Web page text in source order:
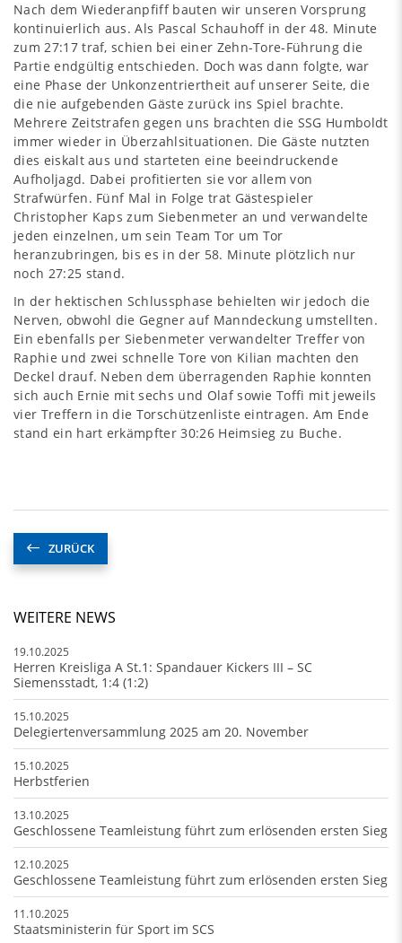
Nach dem Wiederanpfiff bauten wir unseren Vorsprung
kontinuierlich aus. Als Pascal Schauhoff in der 48. Minute
zum 27:17 traf, schien bei einer Zehn-Tore-Führung die
Partie endgültig entschieden. Doch was dann folgte, war
eine Phase der Unkonzentriertheit auf unserer Seite, die
die nie aufgebenden Gäste zurück ins Spiel brachte.
Mehrere Zeitstrafen gegen uns brachten die SSG Humboldt
immer wieder in Überzahlsituationen. Die Gäste nutzten
dies eiskalt aus und starteten eine beeindruckende
Aufholjagd. Dabei profitierten sie vor allem von
Strafwürfen. Fünf Mal in Folge trat Gästespieler
Christopher Kaps zum Siebenmeter an und verwandelte
jeden einzelnen, um sein Team Tor um Tor
heranzubringen, bis es in der 58. Minute plötzlich nur
noch 27:25 stand.
In der hektischen Schlussphase behielten wir jedoch die
Nerven, obwohl die Gegner auf Manndeckung umstellten.
Ein ebenfalls per Siebenmeter verwandelter Treffer von
Raphie und zwei schnelle Tore von Kilian machten den
Deckel drauf. Neben dem überragenden Raphie konnten
sich auch Ernie mit sechs und Olaf sowie Toffi mit jeweils
vier Treffern in die Torschützenliste eintragen. Am Ende
stand ein hart erkämpfter 30:26 Heimsieg zu Buche.
ZURÜCK
WEITERE NEWS
19.10.2025
Herren Kreisliga A St.1: Spandauer Kickers III – SC
Siemensstadt, 1:4 (1:2)
15.10.2025
Delegiertenversammlung 2025 am 20. November
15.10.2025
Herbstferien
13.10.2025
Geschlossene Teamleistung führt zum erlösenden ersten Sieg
12.10.2025
Geschlossene Teamleistung führt zum erlösenden ersten Sieg
11.10.2025
Staatsministerin für Sport im SCS